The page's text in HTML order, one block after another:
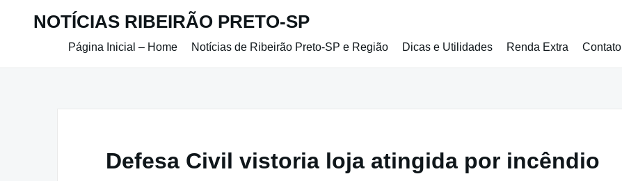
NOTÍCIAS RIBEIRÃO PRETO-SP
Página Inicial – Home Notícias de Ribeirão Preto-SP e Região Dicas e Utilidades Renda Extra Contato
Defesa Civil vistoria loja atingida por incêndio